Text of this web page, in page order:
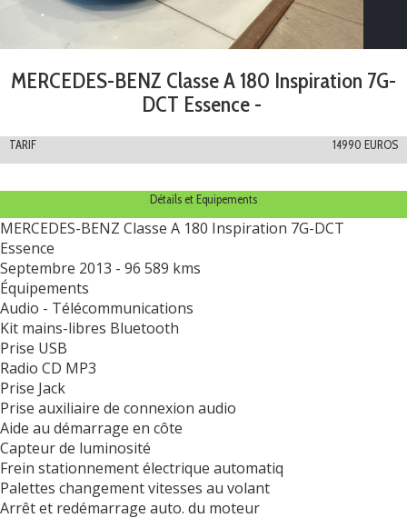
MERCEDES-BENZ Classe A 180 Inspiration 7G-
DCT Essence -
TARIF 14990 EUROS
Détails et Equipements
MERCEDES-BENZ Classe A 180 Inspiration 7G-DCT
Essence
Septembre 2013 - 96 589 kms
Équipements
Audio - Télécommunications
Kit mains-libres Bluetooth
Prise USB
Radio CD MP3
Prise Jack
Prise auxiliaire de connexion audio
Aide au démarrage en côte
Capteur de luminosité
Frein stationnement électrique automatiq
Palettes changement vitesses au volant
Arrêt et redémarrage auto. du moteur